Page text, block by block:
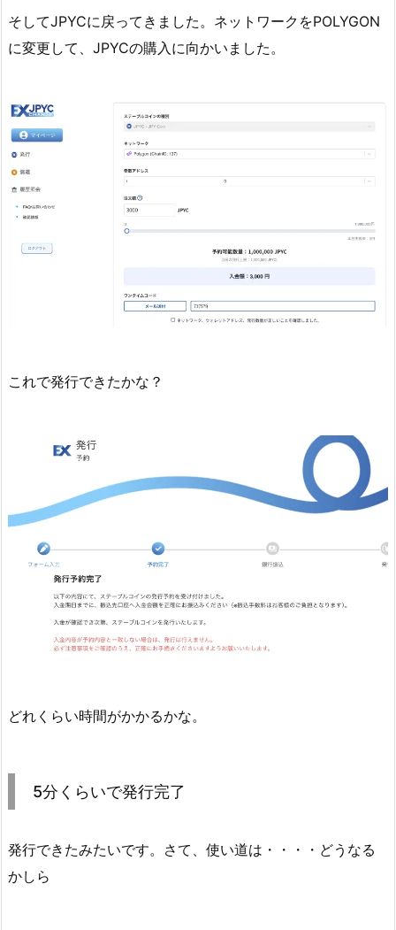
そしてJPYCに戻ってきました。ネットワークをPOLYGON
に変更して、JPYCの購入に向かいました。
これで発行できたかな？
どれくらい時間がかかるかな。
5分くらいで発行完了
発行できたみたいです。さて、使い道は・・・・どうなる
かしら